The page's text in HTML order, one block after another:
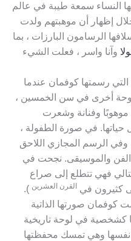
النساء سمعة طيبة في عالم
إظهار أن موهبتهم ولدت
الرسامون البارزات ، بما
وآنا واسر ، فعلت الشيء
رسمتها كوفمان عندما
أخرى في سن الخمسين ،
وفنانة وشعرت
حياتها. في صورة الطفولة ،
الرسم المجازي اللاحق
والموسيقى. نجحت في
فهي تتطلع إلى صراع
كثيرون في
القرن العشرين ).
كوفمان صورتها الذاتية
كشخصية في لوحة تاريخية
نفسها وهي تمسك محفظتها